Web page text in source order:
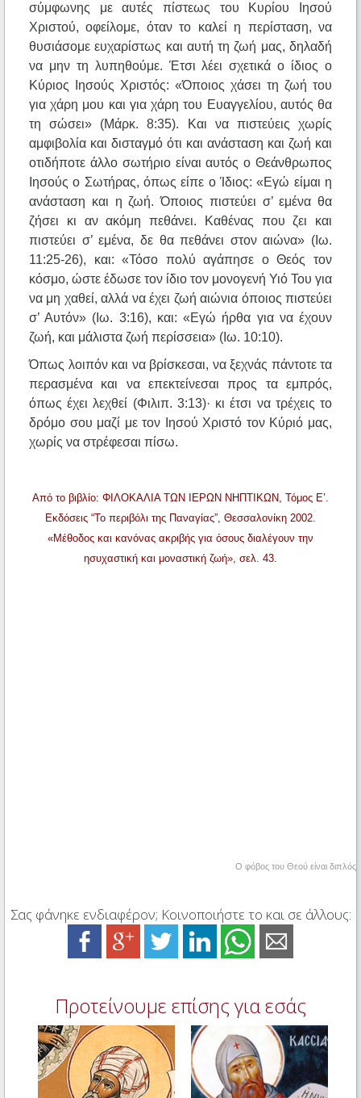
σύμφωνης με αυτές πίστεως του Κυρίου Ιησού
Χριστού, οφείλομε, όταν το καλεί η περίσταση, να
θυσιάσομε ευχαρίστως και αυτή τη ζωή μας, δηλαδή
να μην τη λυπηθούμε. Έτσι λέει σχετικά ο ίδιος ο
Κύριος Ιησούς Χριστός: «Όποιος χάσει τη ζωή του
για χάρη μου και για χάρη του Ευαγγελίου, αυτός θα
τη σώσει» (Μάρκ. 8:35). Και να πιστεύεις χωρίς
αμφιβολία και δισταγμό ότι και ανάσταση και ζωή και
οτιδήποτε άλλο σωτήριο είναι αυτός ο Θεάνθρωπος
Ιησούς ο Σωτήρας, όπως είπε ο Ίδιος: «Εγώ είμαι η
ανάσταση και η ζωή. Όποιος πιστεύει σ’ εμένα θα
ζήσει κι αν ακόμη πεθάνει. Καθένας που ζει και
πιστεύει σ’ εμένα, δε θα πεθάνει στον αιώνα» (Ιω.
11:25-26), και: «Τόσο πολύ αγάπησε ο Θεός τον
κόσμο, ώστε έδωσε τον ίδιο τον μονογενή Υιό Του για
να μη χαθεί, αλλά να έχει ζωή αιώνια όποιος πιστεύει
σ’ Αυτόν» (Ιω. 3:16), και: «Εγώ ήρθα για να έχουν
ζωή, και μάλιστα ζωή περίσσεια» (Ιω. 10:10).
Όπως λοιπόν και να βρίσκεσαι, να ξεχνάς πάντοτε τα
περασμένα και να επεκτείνεσαι προς τα εμπρός,
όπως έχει λεχθεί (Φιλιπ. 3:13)· κι έτσι να τρέχεις το
δρόμο σου μαζί με τον Ιησού Χριστό τον Κύριό μας,
χωρίς να στρέφεσαι πίσω.
Από το βιβλίο: ΦΙΛΟΚΑΛΙΑ ΤΩΝ ΙΕΡΩΝ ΝΗΠΤΙΚΩΝ, Τόμος Ε’.
Εκδόσεις “Το περιβόλι της Παναγίας”, Θεσσαλονίκη 2002.
«Μέθοδος και κανόνας ακριβής για όσους διαλέγουν την
ησυχαστική και μοναστική ζωή», σελ. 43.
Ο φόβος του Θεού είναι διπλός
Σας φάνηκε ενδιαφέρον; Κοινοποιήστε το και σε άλλους:
Προτείνουμε επίσης για εσάς